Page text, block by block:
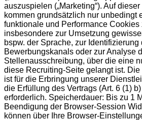
auszuspielen („Marketing“). Auf
kommen grundsätzlich nur unbedingt
funktionale und Performance Cookies
insbesondere zur Umsetzung
bspw. der Sprache, zur Identifizierung
Bewerbungskanals oder zur Analyse
Stellenausschreibung, über die eine
diese Recruiting-Seite gelangt ist.
ist für die Erbringung unserer
die Erfüllung des Vertrags (Art. 6 (1)
erforderlich. Speicherdauer: Bis zu 1
Beendigung der Browser-Session
können über Ihre Browser-